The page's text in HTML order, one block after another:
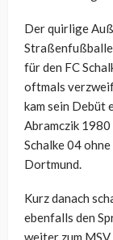
Der quirlige
für den FC
oftmals
kam sein Debüt
Abramczik
Schalke 04
Dortmund.
Kurz danach
ebenfalls den
weiter zum